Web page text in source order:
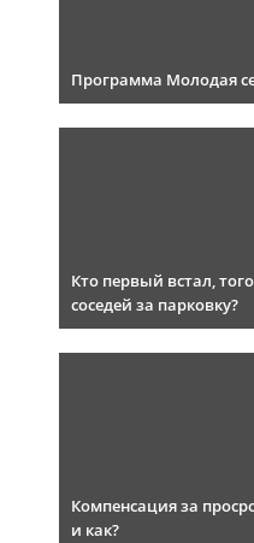
Программа Молодая
Кто первый встал,
соседей за парковку?
Компенсация за
и как?